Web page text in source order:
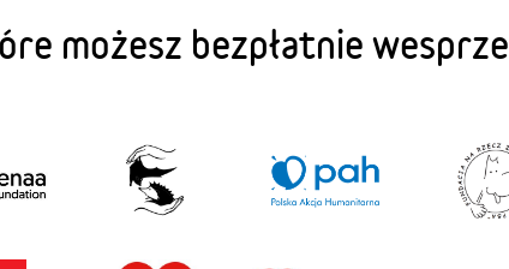
możesz bezpłatnie